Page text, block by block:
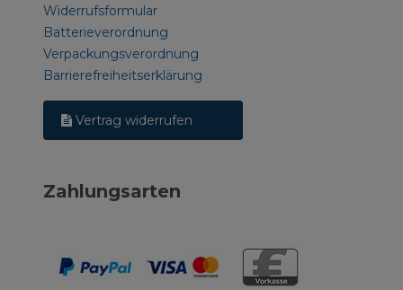
Widerrufsformular
Batterieverordnung
Verpackungsverordnung
Barrierefreiheitserklärung
Vertrag widerrufen
Zahlungsarten